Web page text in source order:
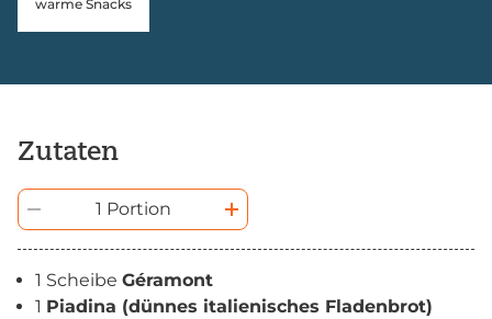
warme Snacks
Zutaten
1 Portion
1 Scheibe Géramont
1 Piadina (dünnes italienisches Fladenbrot)